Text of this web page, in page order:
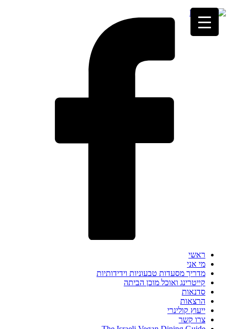
ראשי
מי אני
מדריך מסעדות טבעוניות וידידותיות
קייטרינג ואוכל מוכן הביתה
סדנאות
הרצאות
ייעוץ קולינרי
צרו קשר